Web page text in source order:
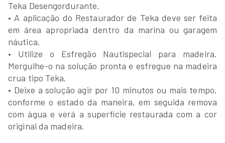
Teka Desengordurante.
• A aplicação do Restaurador de Teka deve ser feita
em área apropriada dentro da marina ou garagem
náutica.
• Utilize o Esfregão Nautispecial para madeira.
Mergulhe-o na solução pronta e esfregue na madeira
crua tipo Teka.
• Deixe a solução agir por 10 minutos ou mais tempo,
conforme o estado da maneira, em seguida remova
com água e verá a superfície restaurada com a cor
original da madeira.